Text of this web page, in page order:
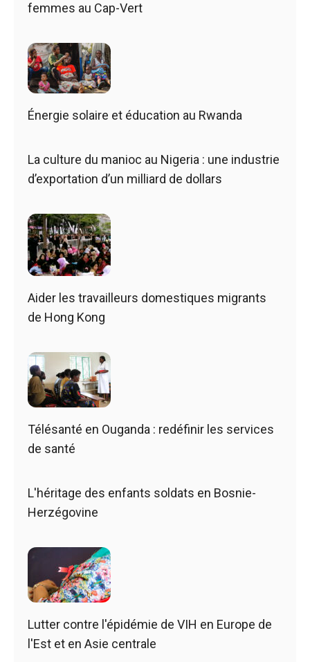
femmes au Cap-Vert
Énergie solaire et éducation au Rwanda
La culture du manioc au Nigeria : une industrie
d’exportation d’un milliard de dollars
Aider les travailleurs domestiques migrants
de Hong Kong
Télésanté en Ouganda : redéfinir les services
de santé
L'héritage des enfants soldats en Bosnie-
Herzégovine
Lutter contre l'épidémie de VIH en Europe de
l'Est et en Asie centrale